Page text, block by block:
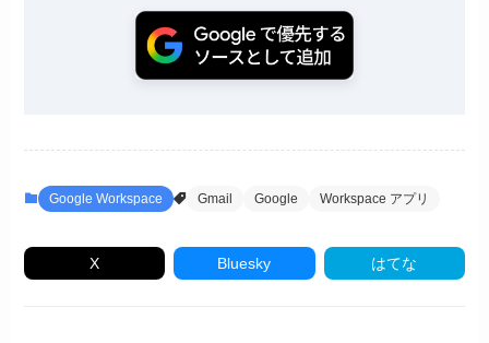
Google Workspace Gmail Google Workspace アプリ
X Bluesky はてな